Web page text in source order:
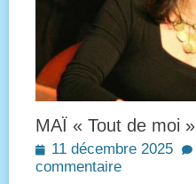
MAÏ « Tout de moi »
Posted
on
11 décembre 2025
commentaire